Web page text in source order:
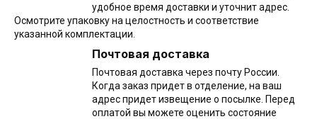
удобное время доставки и уточнит адрес.
Осмотрите упаковку на целостность и соответствие
указанной комплектации.
Почтовая доставка
Почтовая доставка через почту России.
Когда заказ придет в отделение, на ваш
адрес придет извещение о посылке. Перед
оплатой вы можете оценить состояние